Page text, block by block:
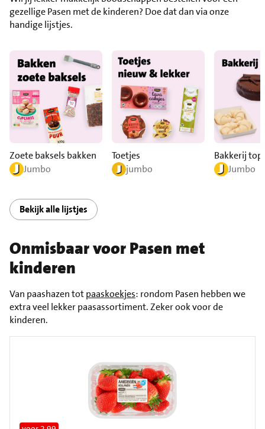
gezellige Pasen met de kinderen? Doe dat dan via onze
handige lijstjes.
Zoete baksels bakken
Jumbo
Toetjes
jumbo
Bakkerij
Jumbo
Bekijk alle lijstjes
Onmisbaar voor Pasen met
kinderen
Van paashazen totpaaskoekjes: rondom Pasen hebben we
extra veel lekker paasassortiment. Zeker ook voor de
kinderen.